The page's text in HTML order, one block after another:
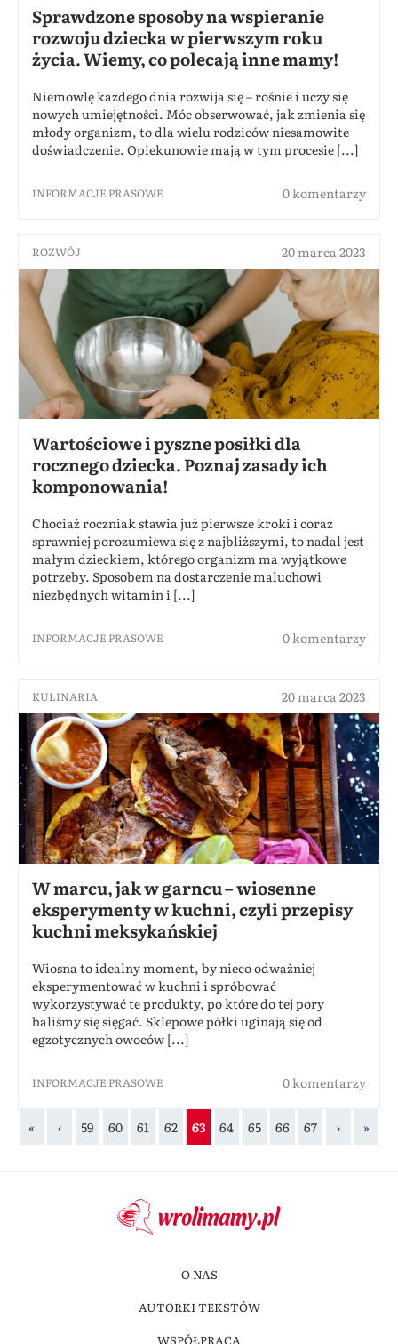
Sprawdzone sposoby na wspieranie
rozwoju dziecka w pierwszym roku
życia. Wiemy, co polecają inne mamy!
Niemowlę każdego dnia rozwija się – rośnie i uczy się
nowych umiejętności. Móc obserwować, jak zmienia się
młody organizm, to dla wielu rodziców niesamowite
doświadczenie. Opiekunowie mają w tym procesie [...]
INFORMACJE PRASOWE 0 komentarzy
ROZWÓJ 20 marca 2023
Wartościowe i pyszne posiłki dla
rocznego dziecka. Poznaj zasady ich
komponowania!
Chociaż roczniak stawia już pierwsze kroki i coraz
sprawniej porozumiewa się z najbliższymi, to nadal jest
małym dzieckiem, którego organizm ma wyjątkowe
potrzeby. Sposobem na dostarczenie maluchowi
niezbędnych witamin i [...]
INFORMACJE PRASOWE 0 komentarzy
KULINARIA 20 marca 2023
W marcu, jak w garncu – wiosenne
eksperymenty w kuchni, czyli przepisy
kuchni meksykańskiej
Wiosna to idealny moment, by nieco odważniej
eksperymentować w kuchni i spróbować
wykorzystywać te produkty, po które do tej pory
baliśmy się sięgać. Sklepowe półki uginają się od
egzotycznych owoców [...]
INFORMACJE PRASOWE 0 komentarzy
« ‹ 59 60 61 62 63 64 65 66 67 › »
O NAS
AUTORKI TEKSTÓW
WSPÓŁPRACA